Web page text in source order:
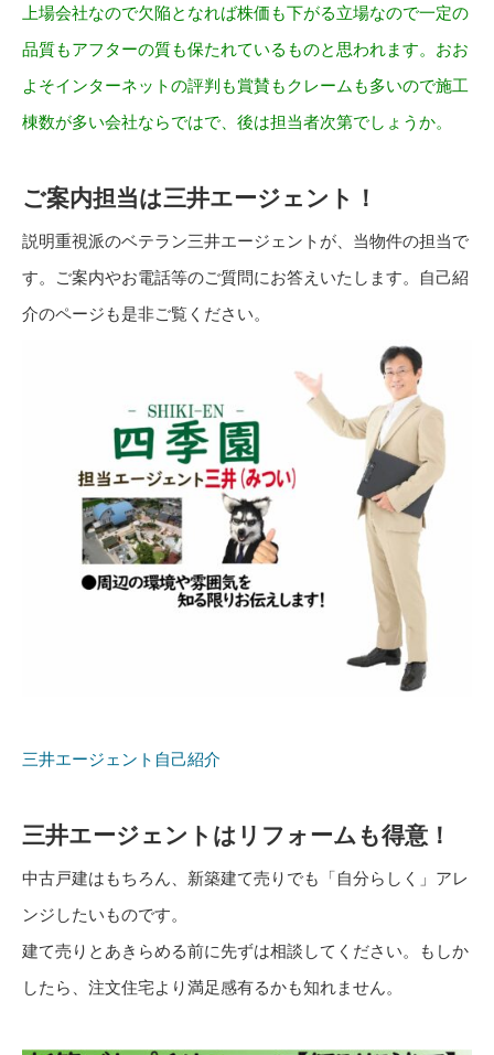
上場会社なので欠陥となれば株価も下がる立場なので一定の
品質もアフターの質も保たれているものと思われます。おお
よそインターネットの評判も賞賛もクレームも多いので施工
棟数が多い会社ならではで、後は担当者次第でしょうか。
ご案内担当は三井エージェント！
説明重視派のベテラン三井エージェントが、当物件の担当で
す。ご案内やお電話等のご質問にお答えいたします。自己紹
介のページも是非ご覧ください。
三井エージェント自己紹介
三井エージェントはリフォームも得意！
中古戸建はもちろん、新築建て売りでも「自分らしく」アレ
ンジしたいものです。
建て売りとあきらめる前に先ずは相談してください。もしか
したら、注文住宅より満足感有るかも知れません。